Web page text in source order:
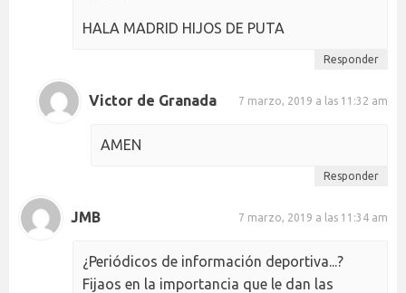
HALA MADRID HIJOS DE PUTA
Responder
Victor de Granada 7 marzo, 2019 a las 11:32 am
AMEN
Responder
JMB 7 marzo, 2019 a las 11:34 am
¿Periódicos de información deportiva...?
Fijaos en la importancia que le dan las